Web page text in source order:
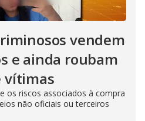
vendem
e ainda roubam
vítimas
os riscos associados à compra
não oficiais ou terceiros